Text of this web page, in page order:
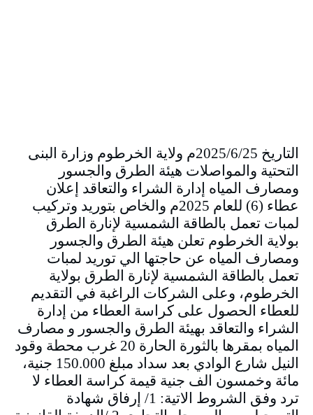
التاريخ 2025/6/25م ولاية الخرطوم وزارة البنى
التحتية والمواصلات هيئة الطرق والجسور
ومصارف المياه إدارة الشراء والتعاقد إعلان
عطاء (6) للعام 2025م والخاص بتوريد وتركيب
لمبات تعمل بالطاقة الشمسية لإنارة الطرق
بولاية الخرطوم تعلن هيئة الطرق والجسور
ومصارف المياه عن حاجتها الي توريد لمبات
تعمل بالطاقة الشمسية لإنارة الطرق بولاية
الخرطوم، وعلى الشركات الراغبة في التقديم
للعطاء الحصول على كراسة العطاء من إدارة
الشراء والتعاقد بهيئة الطرق والجسور و مصارف
المياه بمقرها بالثورة الحارة 20 غرب محطة وقود
النيل شارع الوادي بعد سداد مبلغ 150.000 جنية،
مائة وخمسون الف جنية قيمة كراسة العطاء لا
ترد وفق الشروط الاتية: 1/ إرفاق شهادة